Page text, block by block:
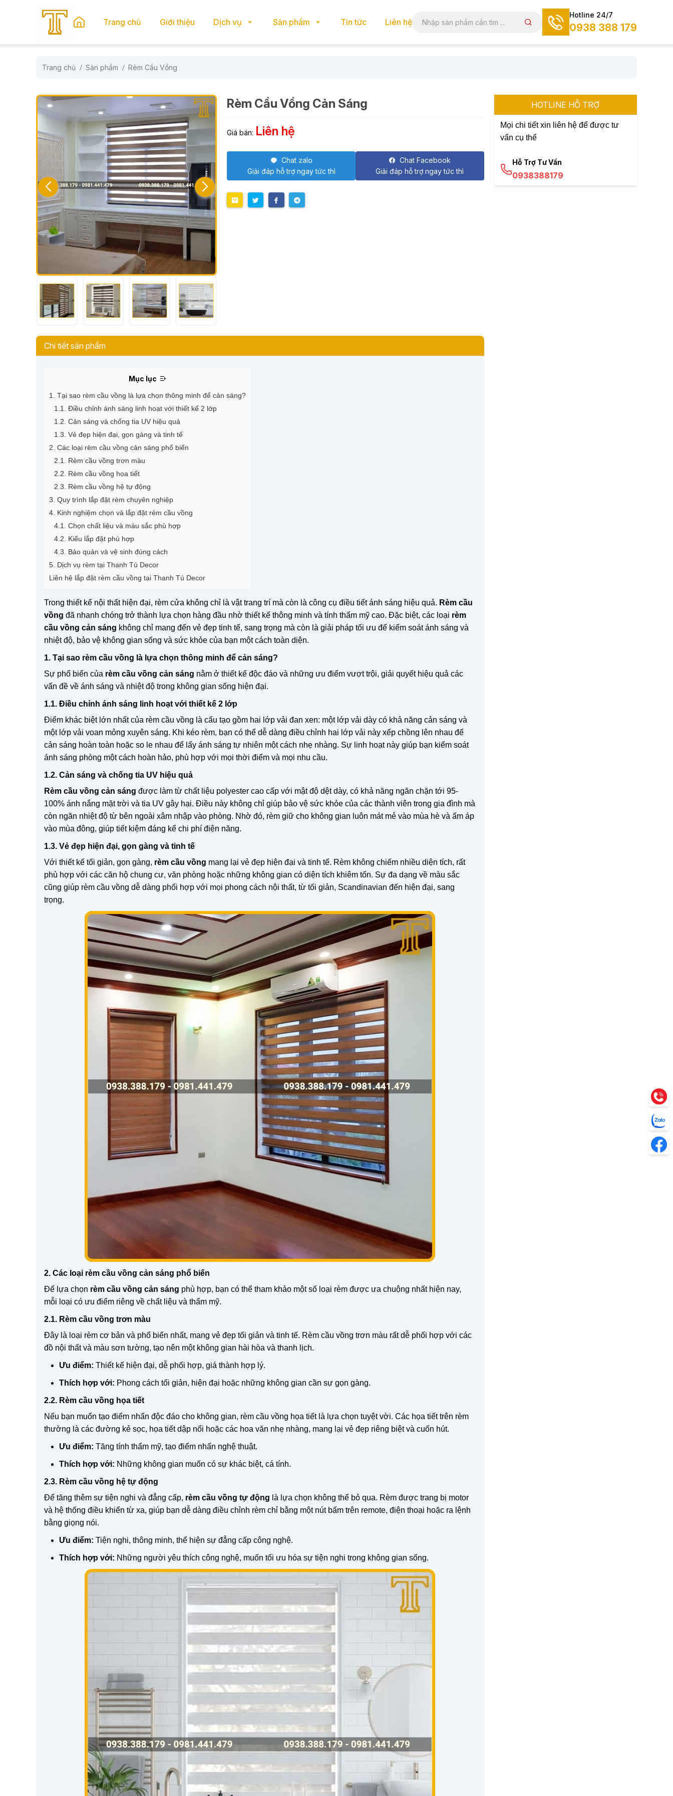
Trang chủ Giới thiệu Dịch vụ Sản phẩm Tin tức Liên hệ
Hotline 24/7
0938 388 179
Trang chủ Sản phẩm Rèm Cầu Vồng
Rèm Cầu Vồng Cản Sáng
Giá bán: Liên hệ
Chat zalo
Giải đáp hỗ trợ ngay tức thì
Chat Facebook
Giải đáp hỗ trợ ngay tức thì
Chi tiết sản phẩm
Mục lục
1. Tại sao rèm cầu vồng là lựa chọn thông minh để cản sáng?
1.1. Điều chỉnh ánh sáng linh hoạt với thiết kế 2 lớp
1.2. Cản sáng và chống tia UV hiệu quả
1.3. Vẻ đẹp hiện đại, gọn gàng và tinh tế
2. Các loại rèm cầu vồng cản sáng phổ biến
2.1. Rèm cầu vồng trơn màu
2.2. Rèm cầu vồng họa tiết
2.3. Rèm cầu vồng hệ tự động
3. Quy trình lắp đặt rèm chuyên nghiệp
4. Kinh nghiệm chọn và lắp đặt rèm cầu vồng
4.1. Chọn chất liệu và màu sắc phù hợp
4.2. Kiểu lắp đặt phù hợp
4.3. Bảo quản và vệ sinh đúng cách
5. Dịch vụ rèm tại Thanh Tú Decor
Liên hệ lắp đặt rèm cầu vồng tại Thanh Tú Decor
Trong thiết kế nội thất hiện đại, rèm cửa không chỉ là vật trang trí mà còn là công cụ điều tiết ánh sáng hiệu quả. Rèm cầu
vồng đã nhanh chóng trở thành lựa chọn hàng đầu nhờ thiết kế thông minh và tính thẩm mỹ cao. Đặc biệt, các loại rèm
cầu vồng cản sáng không chỉ mang đến vẻ đẹp tinh tế, sang trọng mà còn là giải pháp tối ưu để kiểm soát ánh sáng và
nhiệt độ, bảo vệ không gian sống và sức khỏe của bạn một cách toàn diện.
1. Tại sao rèm cầu vồng là lựa chọn thông minh để cản sáng?
Sự phổ biến của rèm cầu vồng cản sáng nằm ở thiết kế độc đáo và những ưu điểm vượt trội, giải quyết hiệu quả các
vấn đề về ánh sáng và nhiệt độ trong không gian sống hiện đại.
1.1. Điều chỉnh ánh sáng linh hoạt với thiết kế 2 lớp
Điểm khác biệt lớn nhất của rèm cầu vồng là cấu tạo gồm hai lớp vải đan xen: một lớp vải dày có khả năng cản sáng và
một lớp vải voan mỏng xuyên sáng. Khi kéo rèm, bạn có thể dễ dàng điều chỉnh hai lớp vải này xếp chồng lên nhau để
cản sáng hoàn toàn hoặc so le nhau để lấy ánh sáng tự nhiên một cách nhẹ nhàng. Sự linh hoạt này giúp bạn kiểm soát
ánh sáng phòng một cách hoàn hảo, phù hợp với mọi thời điểm và mọi nhu cầu.
1.2. Cản sáng và chống tia UV hiệu quả
Rèm cầu vồng cản sáng được làm từ chất liệu polyester cao cấp với mật độ dệt dày, có khả năng ngăn chặn tới 95-
100% ánh nắng mặt trời và tia UV gây hại. Điều này không chỉ giúp bảo vệ sức khỏe của các thành viên trong gia đình mà
còn ngăn nhiệt độ từ bên ngoài xâm nhập vào phòng. Nhờ đó, rèm giữ cho không gian luôn mát mẻ vào mùa hè và ấm áp
vào mùa đông, giúp tiết kiệm đáng kể chi phí điện năng.
1.3. Vẻ đẹp hiện đại, gọn gàng và tinh tế
Với thiết kế tối giản, gọn gàng, rèm cầu vồng mang lại vẻ đẹp hiện đại và tinh tế. Rèm không chiếm nhiều diện tích, rất
phù hợp với các căn hộ chung cư, văn phòng hoặc những không gian có diện tích khiêm tốn. Sự đa dạng về màu sắc
cũng giúp rèm cầu vồng dễ dàng phối hợp với mọi phong cách nội thất, từ tối giản, Scandinavian đến hiện đại, sang
trọng.
2. Các loại rèm cầu vồng cản sáng phổ biến
Để lựa chọn rèm cầu vồng cản sáng phù hợp, bạn có thể tham khảo một số loại rèm được ưa chuộng nhất hiện nay,
mỗi loại có ưu điểm riêng về chất liệu và thẩm mỹ.
2.1. Rèm cầu vồng trơn màu
Đây là loại rèm cơ bản và phổ biến nhất, mang vẻ đẹp tối giản và tinh tế. Rèm cầu vồng trơn màu rất dễ phối hợp với các
đồ nội thất và màu sơn tường, tạo nên một không gian hài hòa và thanh lịch.
Ưu điểm: Thiết kế hiện đại, dễ phối hợp, giá thành hợp lý.
Thích hợp với: Phong cách tối giản, hiện đại hoặc những không gian cần sự gọn gàng.
2.2. Rèm cầu vồng họa tiết
Nếu bạn muốn tạo điểm nhấn độc đáo cho không gian, rèm cầu vồng họa tiết là lựa chọn tuyệt vời. Các họa tiết trên rèm
thường là các đường kẻ sọc, họa tiết dập nổi hoặc các hoa văn nhẹ nhàng, mang lại vẻ đẹp riêng biệt và cuốn hút.
Ưu điểm: Tăng tính thẩm mỹ, tạo điểm nhấn nghệ thuật.
Thích hợp với: Những không gian muốn có sự khác biệt, cá tính.
2.3. Rèm cầu vồng hệ tự động
Để tăng thêm sự tiện nghi và đẳng cấp, rèm cầu vồng tự động là lựa chọn không thể bỏ qua. Rèm được trang bị motor
và hệ thống điều khiển từ xa, giúp bạn dễ dàng điều chỉnh rèm chỉ bằng một nút bấm trên remote, điện thoại hoặc ra lệnh
bằng giọng nói.
Ưu điểm: Tiện nghi, thông minh, thể hiện sự đẳng cấp công nghệ.
Thích hợp với: Những người yêu thích công nghệ, muốn tối ưu hóa sự tiện nghi trong không gian sống.
HOTLINE HỖ TRỢ
Mọi chi tiết xin liên hệ để được tư
vấn cụ thể
Hỗ Trợ Tư Vấn
0938388179